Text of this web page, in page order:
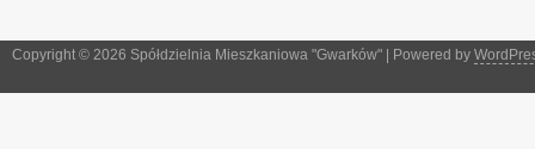
Copyright © 2026 Spółdzielnia Mieszkaniowa "Gwarków" | Powered by